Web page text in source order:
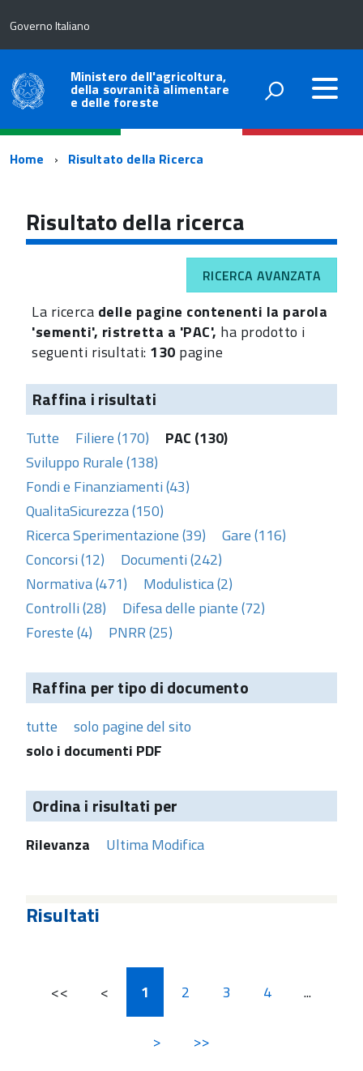
Governo Italiano
Ministero dell'agricoltura,
della sovranità alimentare
e delle foreste
Percorso
navigazione
Home Risultato della Ricerca
Risultato della ricerca
RICERCA AVANZATA
La ricerca delle pagine contenenti la parola
'sementi', ristretta a 'PAC', ha prodotto i
seguenti risultati: 130 pagine
Raffina i risultati
Tutte Filiere (170)
PAC (130)
Sviluppo Rurale (138)
Fondi e Finanziamenti (43)
QualitaSicurezza (150)
Ricerca Sperimentazione (39)
Gare (116)
Concorsi (12)
Documenti (242)
Normativa (471)
Modulistica (2)
Controlli (28)
Difesa delle piante (72)
Foreste (4)
PNRR (25)
Raffina per tipo di documento
tutte
solo pagine del sito
solo i documenti PDF
Ordina i risultati per
Rilevanza Ultima Modifica
Risultati
<< < 1 2 3 4 ...
> >>